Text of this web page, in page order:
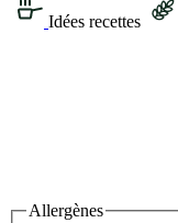
Idées recettes
Allergènes